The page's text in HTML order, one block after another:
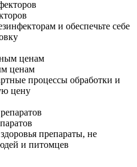
и обеспечьте себе
ценам
процессы обработки и
цену
препараты, не
и питомцев